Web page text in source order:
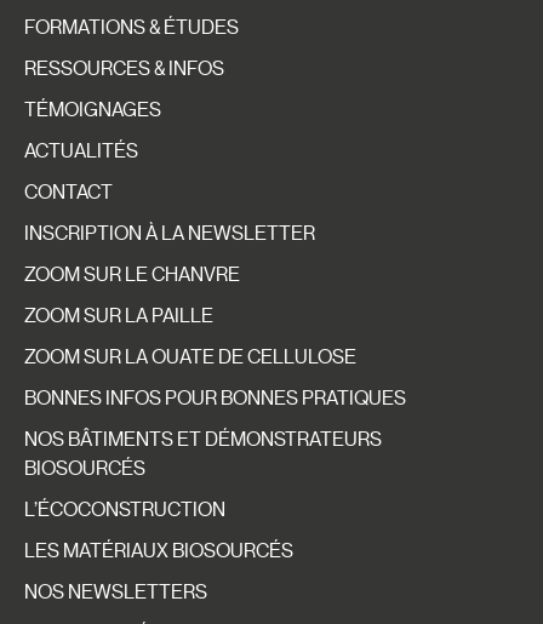
FORMATIONS & ÉTUDES
RESSOURCES & INFOS
TÉMOIGNAGES
ACTUALITÉS
CONTACT
INSCRIPTION À LA NEWSLETTER
ZOOM SUR LE CHANVRE
ZOOM SUR LA PAILLE
ZOOM SUR LA OUATE DE CELLULOSE
BONNES INFOS POUR BONNES PRATIQUES
NOS BÂTIMENTS ET DÉMONSTRATEURS
BIOSOURCÉS
L’ÉCOCONSTRUCTION
LES MATÉRIAUX BIOSOURCÉS
NOS NEWSLETTERS